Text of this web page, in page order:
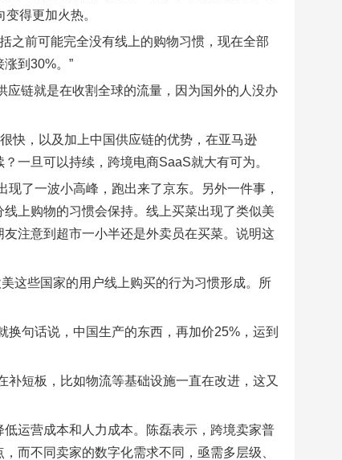
得更加火热。
之前可能完全没有线上的购物习惯，现在全部
到30%。”
链就是在收割全球的流量，因为国外的人没办
快，以及加上中国供应链的优势，在亚马逊
一旦可以持续，跨境电商SaaS就大有可为。
了一波小高峰，跑出来了京东。另外一件事，
上购物的习惯会保持。线上买菜出现了类似美
注意到超市一小半还是外卖员在买菜。说明这
这些国家的用户线上购买的行为习惯形成。所
换句话说，中国生产的东西，再加价25%，运到
短板，比如物流等基础设施一直在改进，这又
运营成本和人力成本。陈磊表示，跨境卖家普
而不同卖家的数字化需求不同，亟需多层级、